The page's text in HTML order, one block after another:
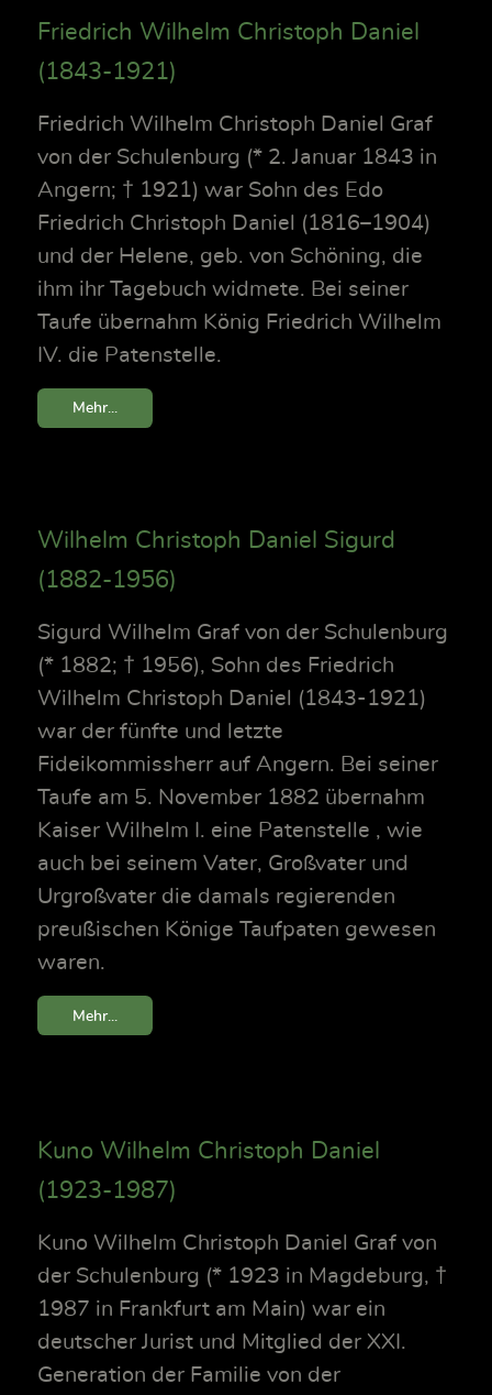
Friedrich Wilhelm Christoph Daniel
(1843-1921)
Friedrich Wilhelm Christoph Daniel Graf
von der Schulenburg (* 2. Januar 1843 in
Angern; † 1921) war Sohn des Edo
Friedrich Christoph Daniel (1816–1904)
und der Helene, geb. von Schöning, die
ihm ihr Tagebuch widmete. Bei seiner
Taufe übernahm König Friedrich Wilhelm
IV. die Patenstelle.
Mehr...
Wilhelm Christoph Daniel Sigurd
(1882-1956)
Sigurd Wilhelm Graf von der Schulenburg
(* 1882; † 1956), Sohn des Friedrich
Wilhelm Christoph Daniel (1843-1921)
war der fünfte und letzte
Fideikommissherr auf Angern. Bei seiner
Taufe am 5. November 1882 übernahm
Kaiser Wilhelm I. eine Patenstelle , wie
auch bei seinem Vater, Großvater und
Urgroßvater die damals regierenden
preußischen Könige Taufpaten gewesen
waren.
Mehr...
Kuno Wilhelm Christoph Daniel
(1923-1987)
Kuno Wilhelm Christoph Daniel Graf von
der Schulenburg (* 1923 in Magdeburg, †
1987 in Frankfurt am Main) war ein
deutscher Jurist und Mitglied der XXI.
Generation der Familie von der